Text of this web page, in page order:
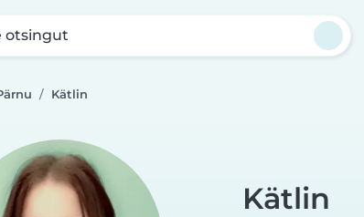
otsingut
Kätlin
Kätlin